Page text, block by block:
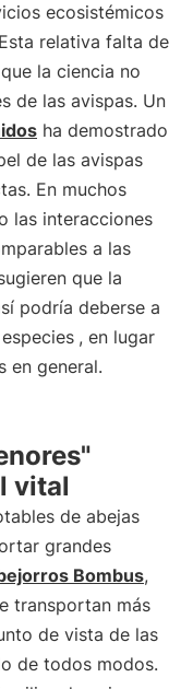
ecosistémicos
relativa falta de
la ciencia no
de las avispas. Un
ha demostrado
de las avispas
En muchos
las interacciones
a las
que la
podría deberse a
especies , en lugar
en general.
vital
de abejas
grandes
Bombus,
transportan más
de vista de las
de todos modos.